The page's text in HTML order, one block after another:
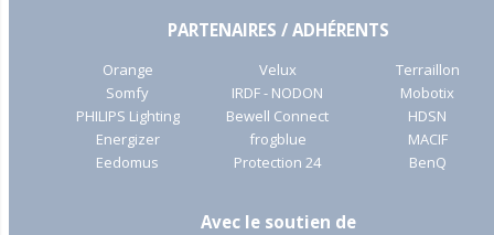
PARTENAIRES / ADHÉRENTS
Orange
Somfy
PHILIPS Lighting
Energizer
Eedomus
Velux
IRDF - NODON
Bewell Connect
frogblue
Protection 24
Terraillon
Mobotix
HDSN
MACIF
BenQ
Avec le soutien de